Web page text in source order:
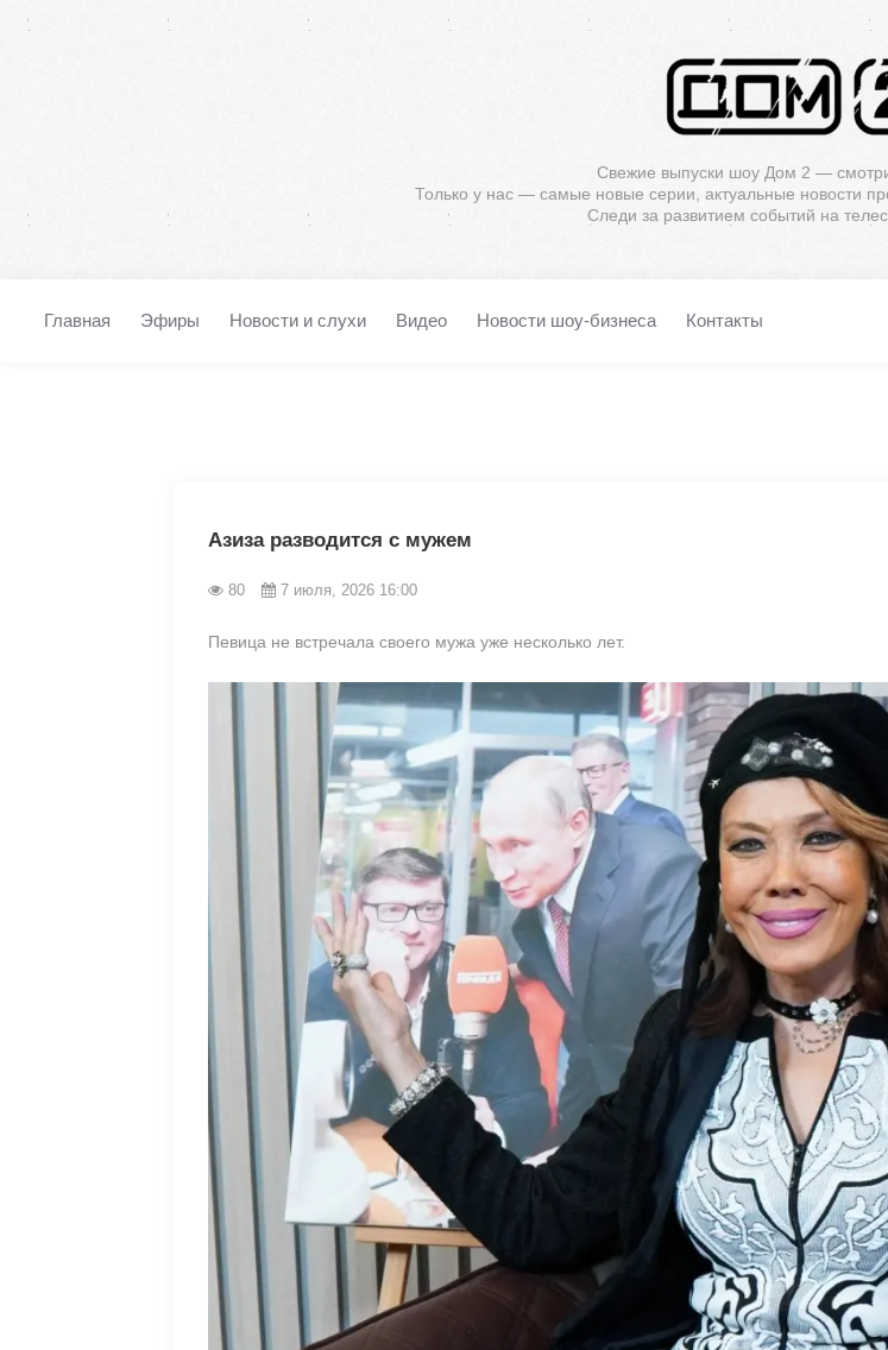
Свежие выпуски шоу Дом 2 —
Только у нас — самые новые серии, актуальные новости
Следи за развитием событий на
Главная Эфиры Новости и слухи Видео Новости шоу-бизнеса Контакты
Азиза разводится с мужем
80 7 июля, 2026 16:00
Певица не встречала своего мужа уже несколько лет.